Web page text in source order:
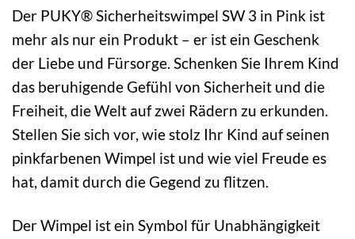
Der PUKY® Sicherheitswimpel SW 3 in Pink ist
mehr als nur ein Produkt – er ist ein Geschenk
der Liebe und Fürsorge. Schenken Sie Ihrem Kind
das beruhigende Gefühl von Sicherheit und die
Freiheit, die Welt auf zwei Rädern zu erkunden.
Stellen Sie sich vor, wie stolz Ihr Kind auf seinen
pinkfarbenen Wimpel ist und wie viel Freude es
hat, damit durch die Gegend zu flitzen.
Der Wimpel ist ein Symbol für Unabhängigkeit